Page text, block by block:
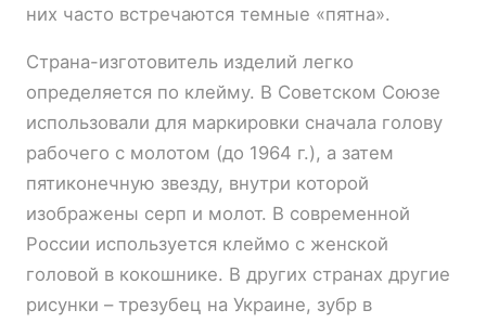
них часто встречаются темные «пятна».
Страна-изготовитель изделий легко
определяется по клейму. В Советском Союзе
использовали для маркировки сначала голову
рабочего с молотом (до 1964 г.), а затем
пятиконечную звезду, внутри которой
изображены серп и молот. В современной
России используется клеймо с женской
головой в кокошнике. В других странах другие
рисунки – трезубец на Украине, зубр в